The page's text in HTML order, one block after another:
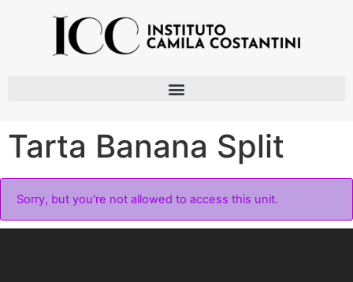
Tarta Banana Split
Sorry, but you're not allowed to access this unit.